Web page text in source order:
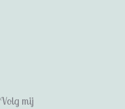
Volg mij